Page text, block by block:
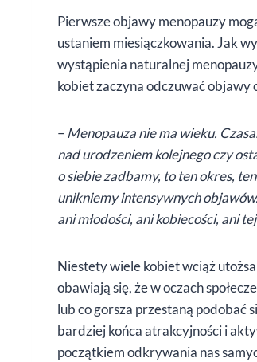
Pierwsze objawy menopauzy
ustaniem miesiączkowania. Jak
wystąpienia naturalnej
kobiet zaczyna odczuwać objawy
–Menopauza nie ma wieku.
nad urodzeniem kolejnego czy
o siebie zadbamy, to ten okres,
unikniemy intensywnych
ani młodości, ani kobiecości, ani
Niestety wiele kobiet wciąż
obawiają się, że w oczach
lub co gorsza przestaną podobać
bardziej końca atrakcyjności i
początkiem odkrywania nas